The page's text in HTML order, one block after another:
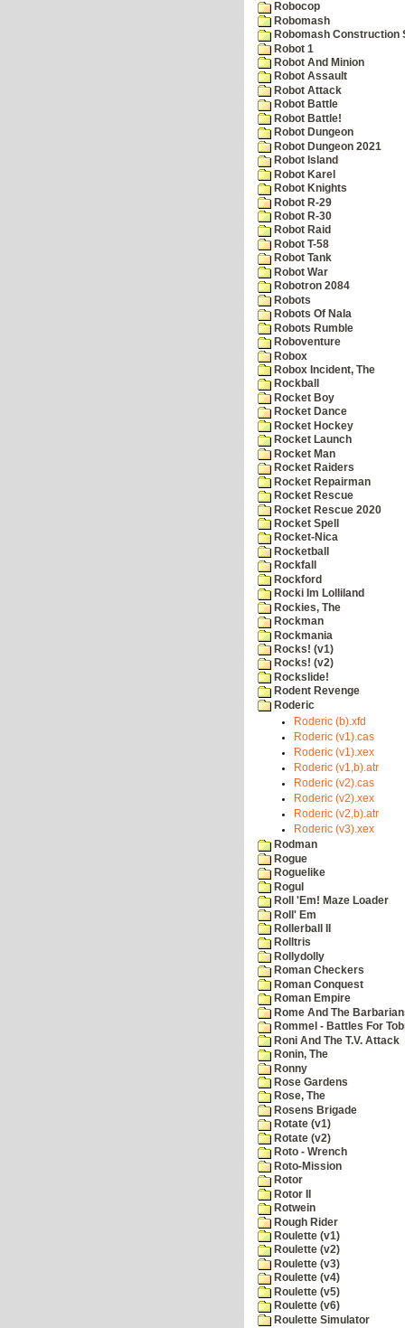
Robocop
Robomash
Robomash Construction
Robot 1
Robot And Minion
Robot Assault
Robot Attack
Robot Battle
Robot Battle!
Robot Dungeon
Robot Dungeon 2021
Robot Island
Robot Karel
Robot Knights
Robot R-29
Robot R-30
Robot Raid
Robot T-58
Robot Tank
Robot War
Robotron 2084
Robots
Robots Of Nala
Robots Rumble
Roboventure
Robox
Robox Incident, The
Rockball
Rocket Boy
Rocket Dance
Rocket Hockey
Rocket Launch
Rocket Man
Rocket Raiders
Rocket Repairman
Rocket Rescue
Rocket Rescue 2020
Rocket Spell
Rocket-Nica
Rocketball
Rockfall
Rockford
Rocki Im Lolliland
Rockies, The
Rockman
Rockmania
Rocks! (v1)
Rocks! (v2)
Rockslide!
Rodent Revenge
Roderic
Roderic (b).xfd
Roderic (v1).cas
Roderic (v1).xex
Roderic (v1,b).atr
Roderic (v2).cas
Roderic (v2).xex
Roderic (v2,b).atr
Roderic (v3).xex
Rodman
Rogue
Roguelike
Rogul
Roll 'Em! Maze Loader
Roll' Em
Rollerball II
Rolltris
Rollydolly
Roman Checkers
Roman Conquest
Roman Empire
Rome And The
Rommel - Battles For
Roni And The T.V. Attack
Ronin, The
Ronny
Rose Gardens
Rose, The
Rosens Brigade
Rotate (v1)
Rotate (v2)
Roto - Wrench
Roto-Mission
Rotor
Rotor II
Rotwein
Rough Rider
Roulette (v1)
Roulette (v2)
Roulette (v3)
Roulette (v4)
Roulette (v5)
Roulette (v6)
Roulette Simulator